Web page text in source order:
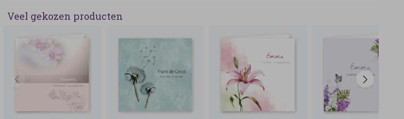
Veel gekozen producten